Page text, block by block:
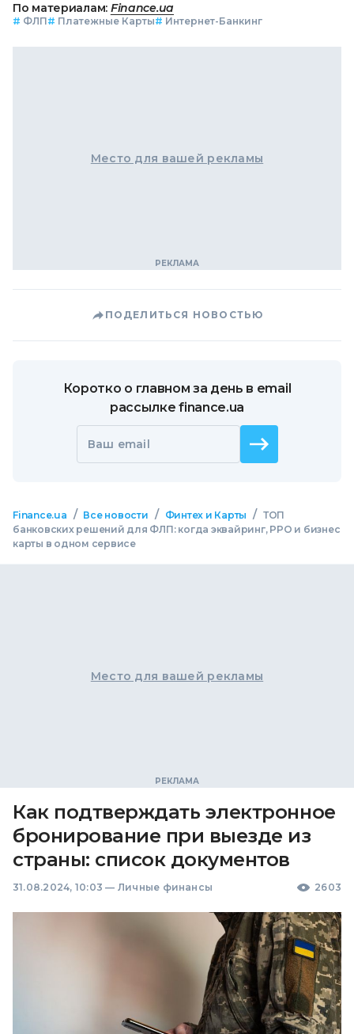
По материалам: Finance.ua
# ФЛП# Платежные Карты# Интернет-Банкинг
Место для вашей рекламы
ПОДЕЛИТЬСЯ НОВОСТЬЮ
Коротко о главном за день в email
рассылке finance.ua
Ваш email
Finance.ua / Все новости / Финтех и Карты / ТОП
банковских решений для ФЛП: когда эквайринг, РРО и бизнес
карты в одном сервисе
Место для вашей рекламы
Как подтверждать электронное
бронирование при выезде из
страны: список документов
31.08.2024, 10:03 — Личные финансы 2603